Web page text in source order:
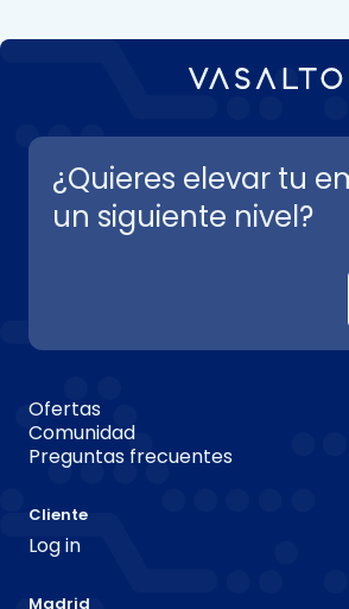
¿Quieres elevar tu
un siguiente nivel?
Ofertas
Comunidad
Preguntas frecuentes
Cliente
Log in
Madrid